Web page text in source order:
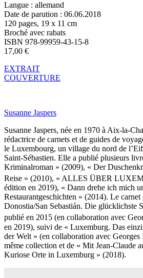
Langue : allemand
Date de parution : 06.06.2018
120 pages, 19 x 11 cm
Broché avec rabats
ISBN 978-99959-43-15-8
17,00 €
EXTRAIT
COUVERTURE
Susanne Jaspers
Susanne Jaspers, née en 1970 à Aix-la-
rédactrice de carnets et de guides de
le Luxembourg, un village du nord de
Saint-Sébastien. Elle a publié plusieurs
Kriminalroman » (2009), « Der
Reise » (2010), « ALLES ÜBER
édition en 2019), « Dann drehe ich mich
Restaurantgeschichten » (2014). Le carnet
Donostia/San Sebastián. Die glücklichste
publié en 2015 (en collaboration avec
en 2019), suivi de « Luxemburg. Das
der Welt » (en collaboration avec Georges
même collection et de « Mit Jean-Claude
Kuriose Orte in Luxemburg » (2018).